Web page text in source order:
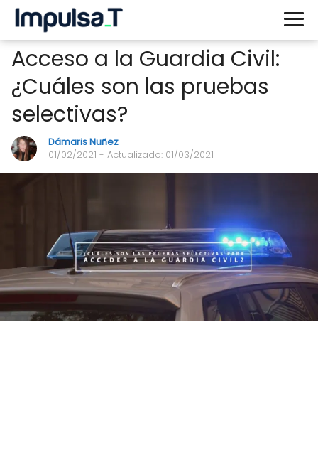
Acceso a la Guardia Civil:
¿Cuáles son las pruebas
selectivas?
Dámaris Nuñez
01/02/2021 - Actualizado: 01/03/2021